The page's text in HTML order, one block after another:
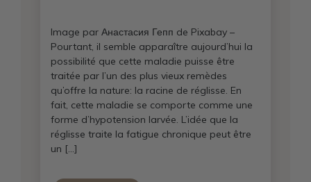
Image par Анастасия Гепп de Pixabay –
Pourtant, il semble apparaître aujourd’hui la
possibilité que cette maladie puisse être
traitée par l’un des plus vieux remèdes
qu’offre la nature: la racine de réglisse. En
fait, cette maladie se comporte comme une
forme d’hypotension larvée. L’idée que la
réglisse traite la fatigue chronique peut être
un […]